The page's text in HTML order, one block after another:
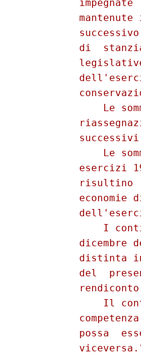
impegnate
mantenute
di
Le
Le
esercizi
risultino
economie
I
dicembre
distinta
del
Il
possa